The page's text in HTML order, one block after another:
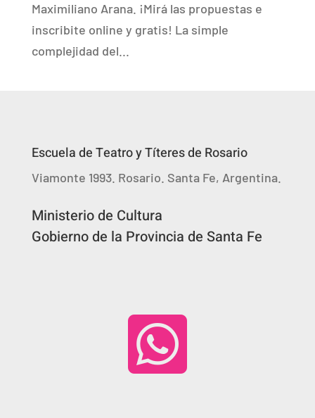
Maximiliano Arana. ¡Mirá las propuestas e
inscribite online y gratis! La simple
complejidad del...
Escuela de Teatro y Títeres de Rosario
Viamonte 1993. Rosario. Santa Fe, Argentina.
Ministerio de Cultura
Gobierno de la Provincia de Santa Fe
